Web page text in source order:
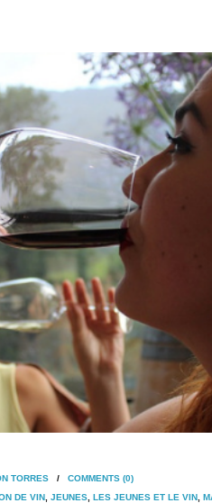
TORRES / COMMENTS (0)
DE VIN JEUNES LES JEUNES ET LE VIN